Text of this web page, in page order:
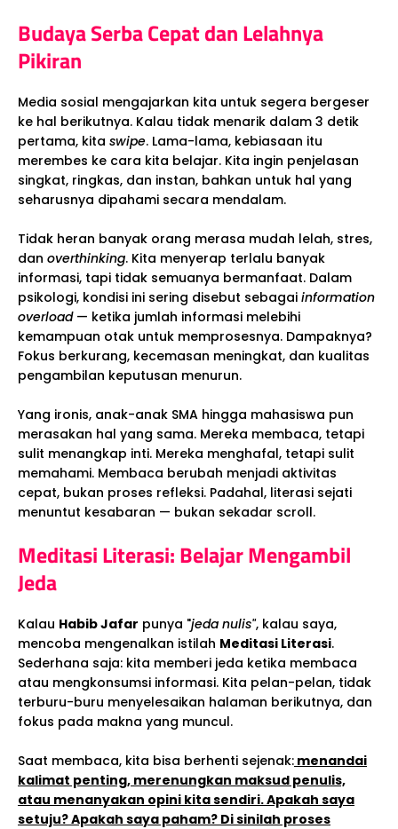
Budaya Serba Cepat dan Lelahnya
Pikiran
Media sosial mengajarkan kita untuk segera bergeser
ke hal berikutnya. Kalau tidak menarik dalam 3 detik
pertama, kita swipe. Lama-lama, kebiasaan itu
merembes ke cara kita belajar. Kita ingin penjelasan
singkat, ringkas, dan instan, bahkan untuk hal yang
seharusnya dipahami secara mendalam.
Tidak heran banyak orang merasa mudah lelah, stres,
dan overthinking. Kita menyerap terlalu banyak
informasi, tapi tidak semuanya bermanfaat. Dalam
psikologi, kondisi ini sering disebut sebagai information
overload — ketika jumlah informasi melebihi
kemampuan otak untuk memprosesnya. Dampaknya?
Fokus berkurang, kecemasan meningkat, dan kualitas
pengambilan keputusan menurun.
Yang ironis, anak-anak SMA hingga mahasiswa pun
merasakan hal yang sama. Mereka membaca, tetapi
sulit menangkap inti. Mereka menghafal, tetapi sulit
memahami. Membaca berubah menjadi aktivitas
cepat, bukan proses refleksi. Padahal, literasi sejati
menuntut kesabaran — bukan sekadar scroll.
Meditasi Literasi: Belajar Mengambil
Jeda
Kalau Habib Jafar punya "jeda nulis", kalau saya,
mencoba mengenalkan istilah Meditasi Literasi.
Sederhana saja: kita memberi jeda ketika membaca
atau mengkonsumsi informasi. Kita pelan-pelan, tidak
terburu-buru menyelesaikan halaman berikutnya, dan
fokus pada makna yang muncul.
Saat membaca, kita bisa berhenti sejenak: menandai
kalimat penting, merenungkan maksud penulis,
atau menanyakan opini kita sendiri. Apakah saya
setuju? Apakah saya paham? Di sinilah proses